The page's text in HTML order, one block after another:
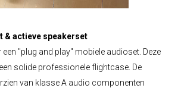
& actieve speakerset
"plug and play" mobiele audioset. Deze
solide professionele flightcase. De
van klasse A audio componenten